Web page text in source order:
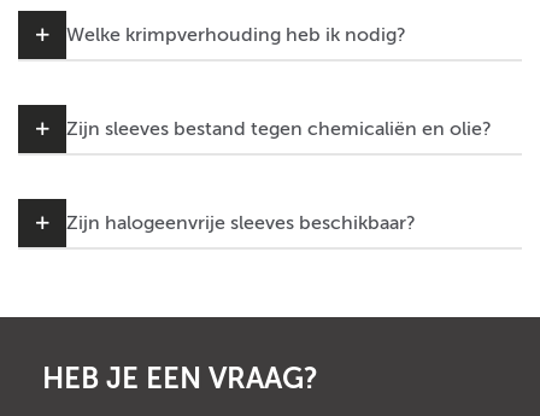
Welke krimpverhouding heb ik nodig?
Zijn sleeves bestand tegen chemicaliën en olie?
Zijn halogeenvrije sleeves beschikbaar?
HEB JE EEN VRAAG?